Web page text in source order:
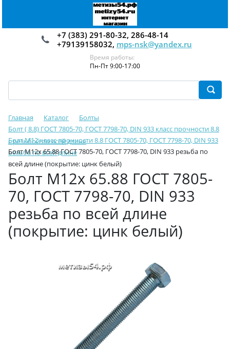
+7 (383) 291-80-32, 286-48-14
+79139158032, mps-nsk@yandex.ru
Время работы:
Пн-Пт 9:00-17:00
Главная Каталог
Болты
Болт ( 8.8) ГОСТ 7805-70, ГОСТ 7798-70, DIN 933 класс прочности 8.8
с резьбой по всей длине
Болт М12 класс прочности 8.8 ГОСТ 7805-70, ГОСТ 7798-70, DIN 933
резьба по всей длине
Болт М12х 65.88 ГОСТ 7805-70, ГОСТ 7798-70, DIN 933 резьба по
всей длине (покрытие: цинк белый)
Болт М12х 65.88 ГОСТ 7805-
70, ГОСТ 7798-70, DIN 933
резьба по всей длине
(покрытие: цинк белый)